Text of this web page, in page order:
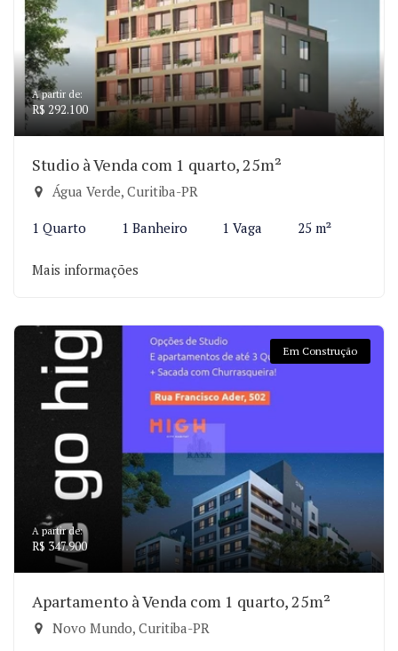
A partir de:
R$ 292.100
Studio à Venda com 1 quarto, 25m²
Água Verde, Curitiba-PR
1 Quarto 1 Banheiro 1 Vaga 25 m²
Mais informações
Em Construção
A partir de:
R$ 347.900
Apartamento à Venda com 1 quarto, 25m²
Novo Mundo, Curitiba-PR